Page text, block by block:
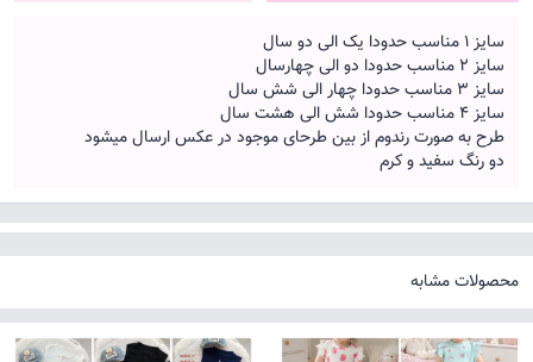
سایز ۱ مناسب حدودا یک الی دو سال
سایز ۲ مناسب حدودا دو الی چهارسال
سایز 3 مناسب حدودا چهار الی شش سال
سایز 4 مناسب حدودا شش الی هشت سال
طرح به صورت رندوم از بین طرحای موجود در عکس ارسال میشود
دو رنگ سفید و کرم
محصولات مشابه